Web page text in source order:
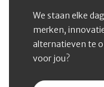
We staan elke
merken,
alternatieven te
voor jou?